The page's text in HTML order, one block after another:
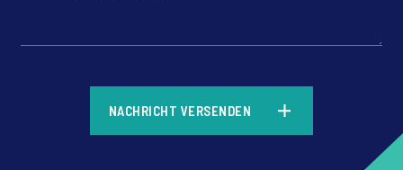
NACHRICHT VERSENDEN